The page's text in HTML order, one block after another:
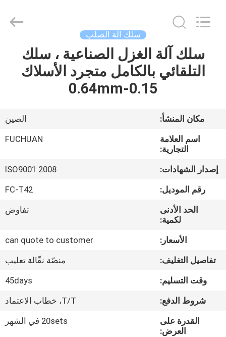
الصفحة
الرئيسية
فيديوهات
عرض
حولنا
في
المصنع
مراقبة
Mechanical
سلك آلة الصلب
سلك آلة الغزل الصناعية ، سلك
التلقائي بالكامل متجرد الأسلاك
0.15-0.64mm
مكان المنشأ:
الصين
اسم العلامة
التجارية:
FUCHUAN
إصدار الشهادات:
ISO9001 2008
رقم الموديل:
FC-T42
الحد الأدنى
لكمية:
تفاوض
الأسعار:
can quote to customer
تفاصيل التغليف:
منصّة نقّالة تعليب
وقت التسليم:
45days
شروط الدفع:
T/T، خطاب الاعتماد
القدرة على
العرض:
20sets في الشهر